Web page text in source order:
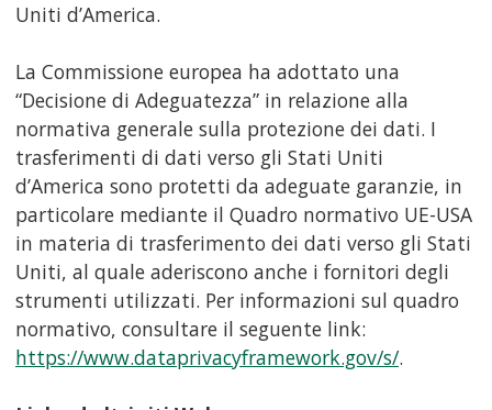
Uniti d’America.
La Commissione europea ha adottato una
“Decisione di Adeguatezza” in relazione alla
normativa generale sulla protezione dei dati. I
trasferimenti di dati verso gli Stati Uniti
d’America sono protetti da adeguate garanzie, in
particolare mediante il Quadro normativo UE-USA
in materia di trasferimento dei dati verso gli Stati
Uniti, al quale aderiscono anche i fornitori degli
strumenti utilizzati. Per informazioni sul quadro
normativo, consultare il seguente link:
https://www.dataprivacyframework.gov/s/.